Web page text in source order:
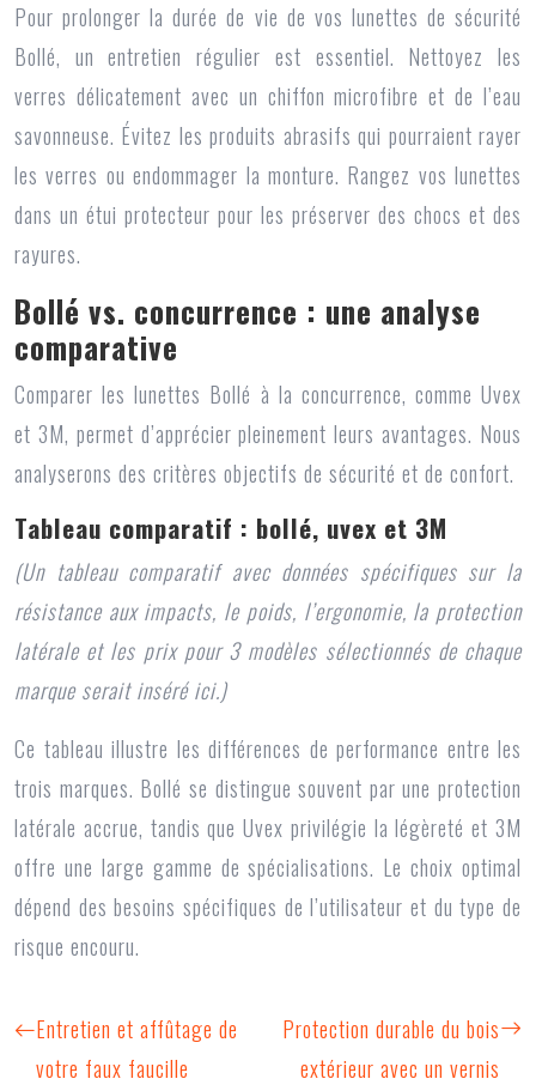
Pour prolonger la durée de vie de vos lunettes de sécurité
Bollé, un entretien régulier est essentiel. Nettoyez les
verres délicatement avec un chiffon microfibre et de l’eau
savonneuse. Évitez les produits abrasifs qui pourraient rayer
les verres ou endommager la monture. Rangez vos lunettes
dans un étui protecteur pour les préserver des chocs et des
rayures.
Bollé vs. concurrence : une analyse
comparative
Comparer les lunettes Bollé à la concurrence, comme Uvex
et 3M, permet d’apprécier pleinement leurs avantages. Nous
analyserons des critères objectifs de sécurité et de confort.
Tableau comparatif : bollé, uvex et 3M
(Un tableau comparatif avec données spécifiques sur la
résistance aux impacts, le poids, l’ergonomie, la protection
latérale et les prix pour 3 modèles sélectionnés de chaque
marque serait inséré ici.)
Ce tableau illustre les différences de performance entre les
trois marques. Bollé se distingue souvent par une protection
latérale accrue, tandis que Uvex privilégie la légèreté et 3M
offre une large gamme de spécialisations. Le choix optimal
dépend des besoins spécifiques de l’utilisateur et du type de
risque encouru.
Entretien et affûtage de
votre faux faucille
Protection durable du bois
extérieur avec un vernis